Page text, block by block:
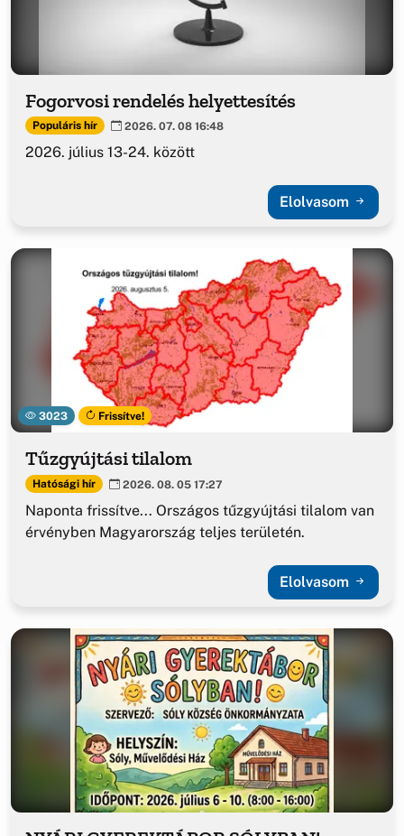
Fogorvosi rendelés helyettesítés
Populáris hír 2026. 07. 08 16:48
2026. július 13-24. között
Elolvasom
3023 Frissítve!
Tűzgyújtási tilalom
Hatósági hír 2026. 08. 05 17:27
Naponta frissítve... Országos tűzgyújtási tilalom van
érvényben Magyarország teljes területén.
Elolvasom